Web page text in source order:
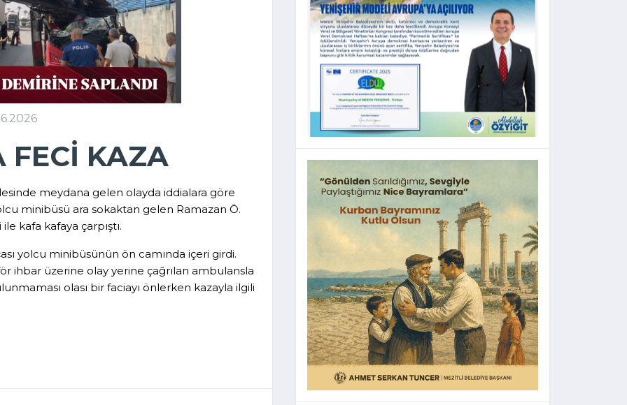
FECİ KAZA
meydana gelen olayda iddialara göre
minibüsü ara sokaktan gelen Ramazan Ö.
kafa kafaya çarpıştı.
yolcu minibüsünün ön camında içeri girdi.
ihbar üzerine olay yerine çağrılan ambulansla
olası bir faciayı önlerken kazayla ilgili